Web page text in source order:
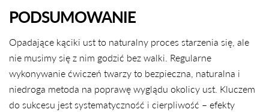
PODSUMOWANIE
Opadające kąciki ust to naturalny proces starzenia się, ale
nie musimy się z nim godzić bez walki. Regularne
wykonywanie ćwiczeń twarzy to bezpieczna, naturalna i
niedroga metoda na poprawę wyglądu okolicy ust. Kluczem
do sukcesu jest systematyczność i cierpliwość – efekty